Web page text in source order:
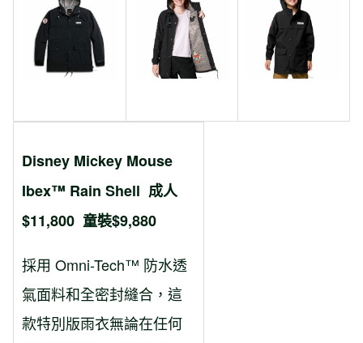
Disney Mickey Mouse
Ibex™ Rain Shell 成人
$11,800 童裝$9,880
採用 Omni-Tech™ 防水透
氣面料和全密封縫合，這
款特別版雨衣無論在任何